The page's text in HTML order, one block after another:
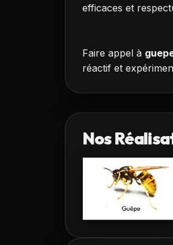
efficaces et
Faire appel à
réactif et
Nos